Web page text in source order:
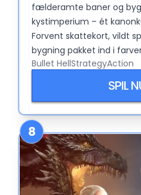
fælderamte baner og
kystimperium – ét
Forvent skattekort, vildt
bygning pakket ind i
Bullet HellStrategyAction
SPIL
8